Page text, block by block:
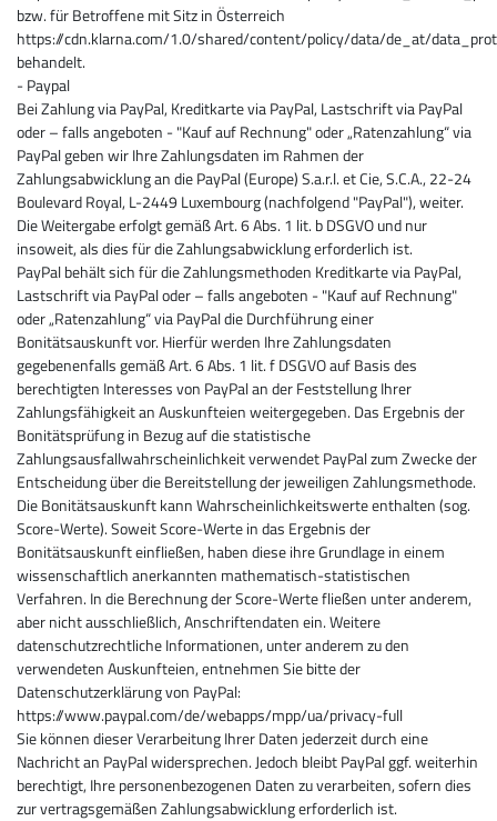
bzw. für Betroffene mit Sitz in Österreich
https://cdn.klarna.com/1.0/shared/content/policy/data/de_at/
behandelt.
- Paypal
Bei Zahlung via PayPal, Kreditkarte via PayPal, Lastschrift via PayPal
oder – falls angeboten - "Kauf auf Rechnung" oder „Ratenzahlung“ via
PayPal geben wir Ihre Zahlungsdaten im Rahmen der
Zahlungsabwicklung an die PayPal (Europe) S.a.r.l. et Cie, S.C.A., 22-24
Boulevard Royal, L-2449 Luxembourg (nachfolgend "PayPal"), weiter.
Die Weitergabe erfolgt gemäß Art. 6 Abs. 1 lit. b DSGVO und nur
insoweit, als dies für die Zahlungsabwicklung erforderlich ist.
PayPal behält sich für die Zahlungsmethoden Kreditkarte via PayPal,
Lastschrift via PayPal oder – falls angeboten - "Kauf auf Rechnung"
oder „Ratenzahlung“ via PayPal die Durchführung einer
Bonitätsauskunft vor. Hierfür werden Ihre Zahlungsdaten
gegebenenfalls gemäß Art. 6 Abs. 1 lit. f DSGVO auf Basis des
berechtigten Interesses von PayPal an der Feststellung Ihrer
Zahlungsfähigkeit an Auskunfteien weitergegeben. Das Ergebnis der
Bonitätsprüfung in Bezug auf die statistische
Zahlungsausfallwahrscheinlichkeit verwendet PayPal zum Zwecke der
Entscheidung über die Bereitstellung der jeweiligen Zahlungsmethode.
Die Bonitätsauskunft kann Wahrscheinlichkeitswerte enthalten (sog.
Score-Werte). Soweit Score-Werte in das Ergebnis der
Bonitätsauskunft einfließen, haben diese ihre Grundlage in einem
wissenschaftlich anerkannten mathematisch-statistischen
Verfahren. In die Berechnung der Score-Werte fließen unter anderem,
aber nicht ausschließlich, Anschriftendaten ein. Weitere
datenschutzrechtliche Informationen, unter anderem zu den
verwendeten Auskunfteien, entnehmen Sie bitte der
Datenschutzerklärung von PayPal:
https://www.paypal.com/de/webapps/mpp/ua/privacy-full
Sie können dieser Verarbeitung Ihrer Daten jederzeit durch eine
Nachricht an PayPal widersprechen. Jedoch bleibt PayPal ggf. weiterhin
berechtigt, Ihre personenbezogenen Daten zu verarbeiten, sofern dies
zur vertragsgemäßen Zahlungsabwicklung erforderlich ist.